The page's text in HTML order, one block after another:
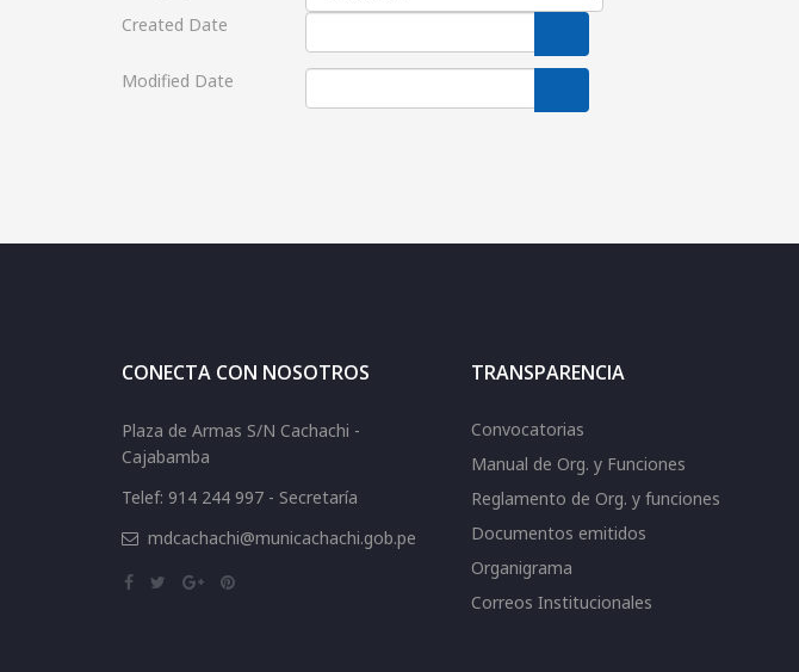
Created Date
Modified Date
CONECTA CON NOSOTROS
Plaza de Armas S/N Cachachi -
Cajabamba
Telef: 914 244 997 - Secretaría
mdcachachi@municachachi.gob.pe
TRANSPARENCIA
Convocatorias
Manual de Org. y Funciones
Reglamento de Org. y funciones
Documentos emitidos
Organigrama
Correos Institucionales